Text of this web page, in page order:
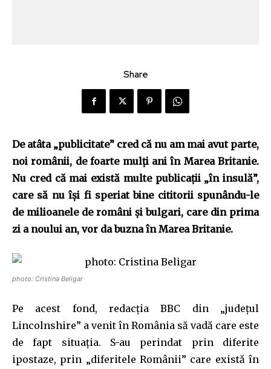
Share
De atâta „publicitate” cred că nu am mai avut parte,
noi românii, de foarte mulţi ani în Marea Britanie.
Nu cred că mai există multe publicaţii „în insulă”,
care să nu îşi fi speriat bine cititorii spunându-le
de milioanele de români şi bulgari, care din prima
zi a noului an, vor da buzna în Marea Britanie.
photo: Cristina Beligar
Pe acest fond, redacţia BBC din „judeţul
Lincolnshire” a venit în România să vadă care este
de fapt situaţia. S-au perindat prin diferite
ipostaze, prin „diferitele Românii” care există în